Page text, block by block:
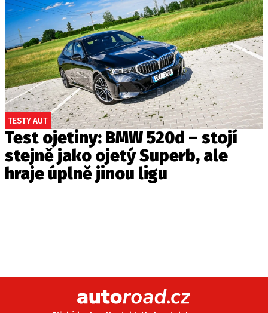
TESTY AUT
Test ojetiny: BMW 520d – stojí
stejně jako ojetý Superb, ale
hraje úplně jinou ligu